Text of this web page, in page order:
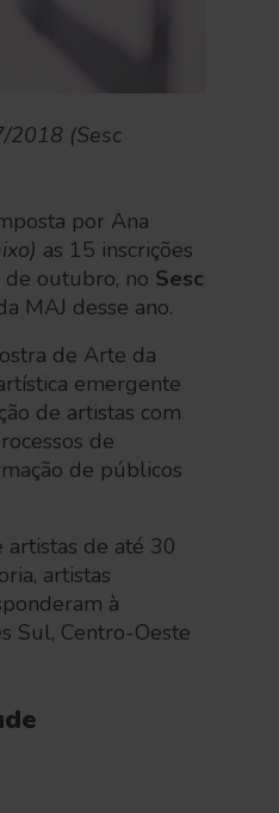
2018 (Sesc
por Ana
as 15 inscrições
de outubro, no Sesc
MAJ desse ano.
de Arte da
emergente
de artistas com
de
de públicos
de até 30
artistas
à
Sul, Centro-Oeste